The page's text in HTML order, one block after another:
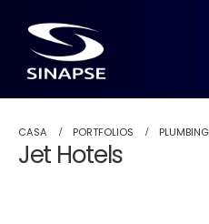
CASA PORTFOLIOS PLUMBING
Jet Hotels